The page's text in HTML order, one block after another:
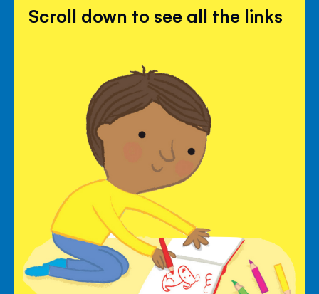
Scroll down to see all the links